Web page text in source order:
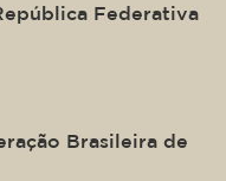
Federativa
Brasileira de